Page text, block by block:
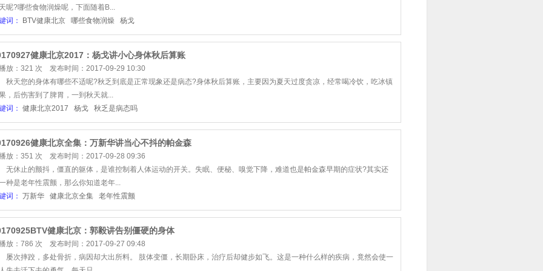
呢?哪些食物润燥呢，下面随着B...
词：
BTV健康北京 哪些食物润燥 杨戈
健康北京2017：杨戈讲小心身体秋后算账
放：321 次 发布时间：2017-09-29 10:30
您的身体有哪些不适呢?秋乏到底是正常现象还是病态?身体秋后算账，主要因为夏天过度贪凉，经常喝冷饮，吃冰镇
，后伤害到了脾胃，一到秋天就...
词： 健康北京2017 杨戈 秋乏是病态吗
健康北京全集：万新华讲当心不抖的帕金森
放：351 次 发布时间：2017-09-28 09:36
止的颤抖，僵直的躯体，是谁控制着人体运动的开关。失眠、便秘、嗅觉下降，难道也是帕金森早期的症状?其实还
种是老年性震颤，那么你知道老年...
词： 万新华 健康北京全集 老年性震颤
健康北京：郭毅讲告别僵硬的身体
放：786 次 发布时间：2017-09-27 09:48
摔跤，多处骨折，病因却大出所料。 肢体变僵，长期卧床，治疗后却健步如飞。这是一种什么样的疾病，竟然会使一